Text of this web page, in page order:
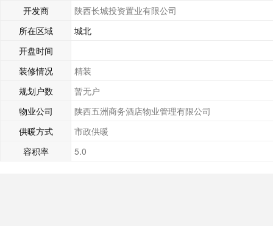
开发商
陕西长城投资置业有限公司
所在区域
城北
开盘时间
装修情况
精装
规划户数
暂无户
物业公司
陕西五洲商务酒店物业管理有限公司
供暖方式
市政供暖
容积率
5.0